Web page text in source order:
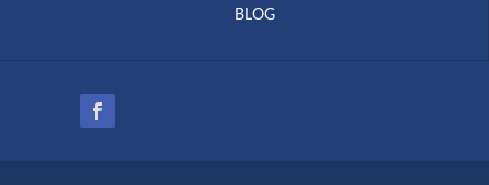
BLOG